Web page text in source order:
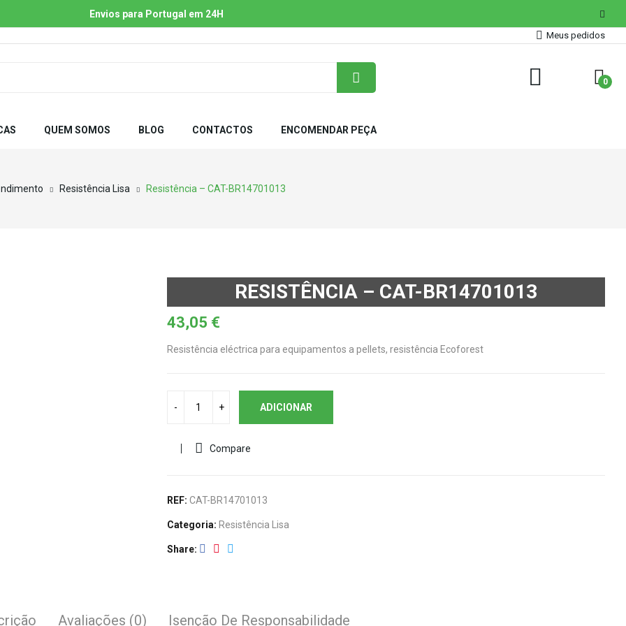
Envios para Portugal em 24H
Meus pedidos
0
QUEM SOMOS BLOG CONTACTOS ENCOMENDAR PEÇA
Resistência Lisa Resistência – CAT-BR14701013
RESISTÊNCIA – CAT-BR14701013
43,05 €
Resistência eléctrica para equipamentos a pellets, resistência Ecoforest
ADICIONAR
Compare
REF: CAT-BR14701013
Categoria: Resistência Lisa
Share
Avaliações (0) Isenção De Responsabilidade